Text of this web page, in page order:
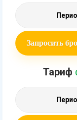
Запросить
Тариф